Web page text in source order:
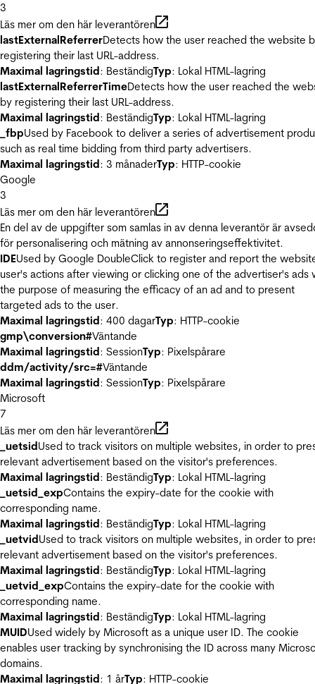
3
Läs mer om den här leverantören
lastExternalReferrerDetects how the user reached the website
registering their last URL-address.
Maximal lagringstid: BeständigTyp: Lokal HTML-lagring
lastExternalReferrerTimeDetects how the user reached the
by registering their last URL-address.
Maximal lagringstid: BeständigTyp: Lokal HTML-lagring
_fbpUsed by Facebook to deliver a series of advertisement
such as real time bidding from third party advertisers.
Maximal lagringstid: 3 månaderTyp: HTTP-cookie
Google
3
Läs mer om den här leverantören
En del av de uppgifter som samlas in av denna leverantör är
för personalisering och mätning av annonseringseffektivitet.
IDEUsed by Google DoubleClick to register and report the
user's actions after viewing or clicking one of the advertiser's ads
the purpose of measuring the efficacy of an ad and to present
targeted ads to the user.
Maximal lagringstid: 400 dagarTyp: HTTP-cookie
gmp\conversion#Väntande
Maximal lagringstid: SessionTyp: Pixelspårare
ddm/activity/src=#Väntande
Maximal lagringstid: SessionTyp: Pixelspårare
Microsoft
7
Läs mer om den här leverantören
_uetsidUsed to track visitors on multiple websites, in order to
relevant advertisement based on the visitor's preferences.
Maximal lagringstid: BeständigTyp: Lokal HTML-lagring
_uetsid_expContains the expiry-date for the cookie with
corresponding name.
Maximal lagringstid: BeständigTyp: Lokal HTML-lagring
_uetvidUsed to track visitors on multiple websites, in order to
relevant advertisement based on the visitor's preferences.
Maximal lagringstid: BeständigTyp: Lokal HTML-lagring
_uetvid_expContains the expiry-date for the cookie with
corresponding name.
Maximal lagringstid: BeständigTyp: Lokal HTML-lagring
MUIDUsed widely by Microsoft as a unique user ID. The cookie
enables user tracking by synchronising the ID across many
domains.
Maximal lagringstid: 1 årTyp: HTTP-cookie